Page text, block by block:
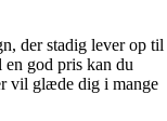
der stadig lever op til
god pris kan du
vil glæde dig i mange